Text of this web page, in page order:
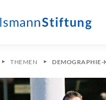
THEMEN DEMOGRAPHIE-